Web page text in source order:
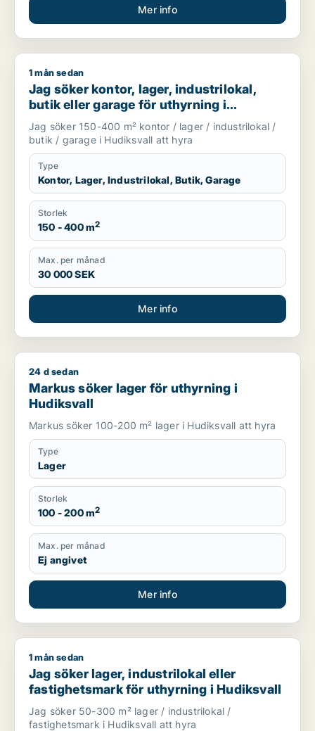
Mer info
Jag söker kontor, lager, industrilokal, butik eller garage för
1 mån sedan
Jag söker kontor, lager, industrilokal,
butik eller garage för uthyrning i
Hudiksvall
Jag söker 150-400 m² kontor / lager / industrilokal /
butik / garage i Hudiksvall att hyra
Type
Kontor, Lager, Industrilokal, Butik, Garage
Storlek
150 - 400 m2
Max. per månad
30 000 SEK
Mer info
Markus söker lager för uthyrning i Hudiksvall
24 d sedan
Markus söker lager för uthyrning i
Hudiksvall
Markus söker 100-200 m² lager i Hudiksvall att hyra
Type
Lager
Storlek
100 - 200 m2
Max. per månad
Ej angivet
Mer info
Jag söker lager, industrilokal eller fastighetsmark för
1 mån sedan
Jag söker lager, industrilokal eller
fastighetsmark för uthyrning i Hudiksvall
Jag söker 50-300 m² lager / industrilokal /
fastighetsmark i Hudiksvall att hyra